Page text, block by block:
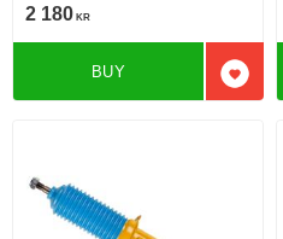
2 180 KR
Add
BUY